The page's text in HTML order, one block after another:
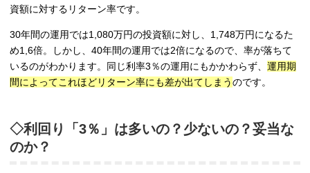
資額に対するリターン率です。
30年間の運用では1,080万円の投資額に対し、1,748万円になるた
め1,6倍。しかし、40年間の運用では2倍になるので、率が落ちて
いるのがわかります。同じ利率3％の運用にもかかわらず、 運用期
間によってこれほどリターン率にも差が出てしまうのです。
◇利回り「3％」は多いの？少ないの？妥当な
のか？